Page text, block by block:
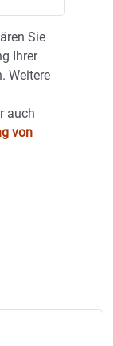
Sie
Ihrer
Weitere
auch
von